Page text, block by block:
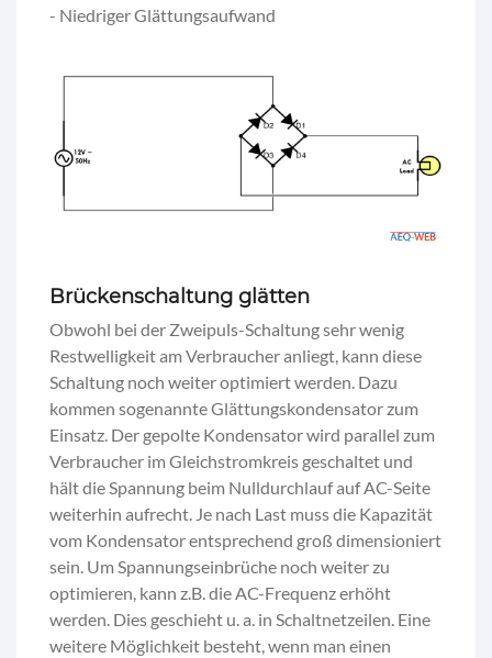
- Niedriger Glättungsaufwand
Brückenschaltung glätten
Obwohl bei der Zweipuls-Schaltung sehr wenig
Restwelligkeit am Verbraucher anliegt, kann diese
Schaltung noch weiter optimiert werden. Dazu
kommen sogenannte Glättungskondensator zum
Einsatz. Der gepolte Kondensator wird parallel zum
Verbraucher im Gleichstromkreis geschaltet und
hält die Spannung beim Nulldurchlauf auf AC-Seite
weiterhin aufrecht. Je nach Last muss die Kapazität
vom Kondensator entsprechend groß dimensioniert
sein. Um Spannungseinbrüche noch weiter zu
optimieren, kann z.B. die AC-Frequenz erhöht
werden. Dies geschieht u. a. in Schaltnetzeilen. Eine
weitere Möglichkeit besteht, wenn man einen